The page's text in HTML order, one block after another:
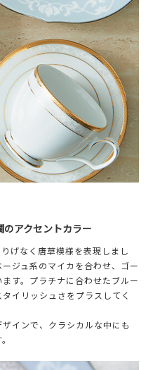
アクセントカラー
げなく唐草模様を表現しまし
ジュ系のマイカを合わせ、ゴー
す。プラチナに合わせたブルー
イリッシュさをプラスしてく
インで、クラシカルな中にも